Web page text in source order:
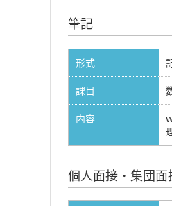
筆記
形式
課目
内容
個人面接・集団面